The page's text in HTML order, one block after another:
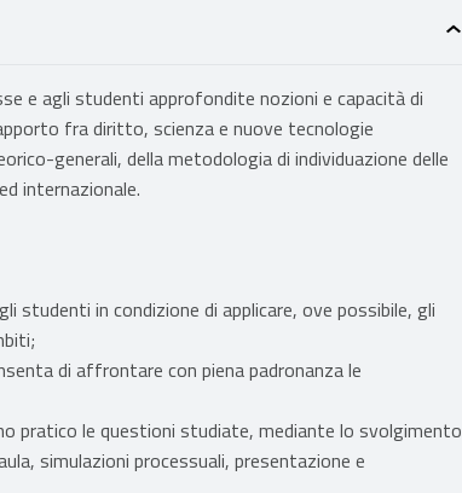
e agli studenti approfondite nozioni e capacità di
fra diritto, scienza e nuove tecnologie
generali, della metodologia di individuazione delle
internazionale.
studenti in condizione di applicare, ove possibile, gli
di affrontare con piena padronanza le
pratico le questioni studiate, mediante lo svolgimento
simulazioni processuali, presentazione e